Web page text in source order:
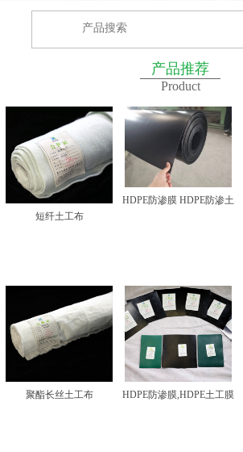
产品推荐
Product
短纤土工布
HDPE防渗膜 HDPE防渗土
聚酯长丝土工布 HDPE防渗膜,HDPE土工膜